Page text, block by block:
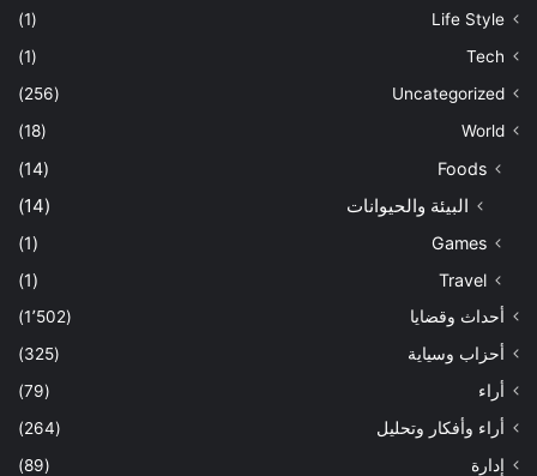
Life Style
(1)
Tech
(1)
Uncategorized
(256)
World
(18)
Foods
(14)
البيئة والحيوانات (14)
Games
(1)
Travel
(1)
أحداث وقضايا
(1٬502)
أحزاب وسياية
(325)
أراء
(79)
أراء وأفكار وتحليل
(264)
إدارة
(89)